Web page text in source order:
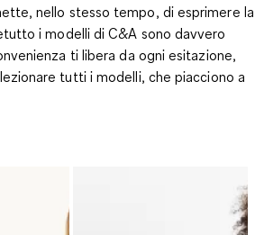
nello stesso tempo, di esprimere la
i modelli di C&A sono davvero
ti libera da ogni esitazione,
tutti i modelli, che piacciono a